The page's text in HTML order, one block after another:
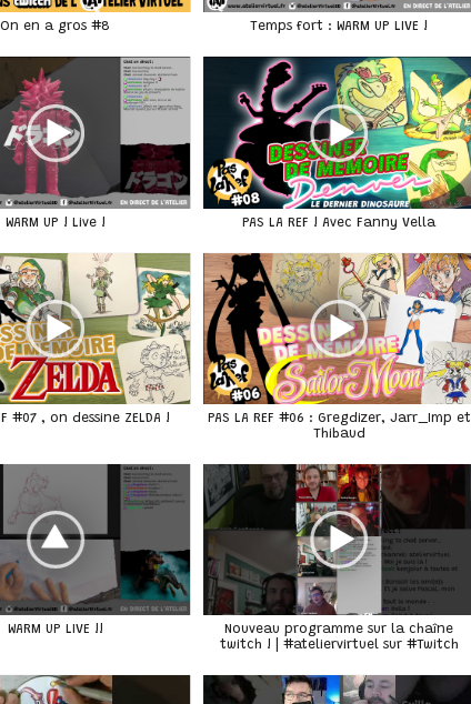
On en a gros #8 Temps fort : WARM UP LIVE !
WARM UP ! Live ! PAS LA REF ! Avec Fanny Vella
#07 , on dessine ZELDA ! PAS LA REF #06 : Gregdizer, Jarr_Imp et
Thibaud
WARM UP LIVE !!
Nouveau programme sur la chaîne
twitch ! | #ateliervirtuel sur #Twitch